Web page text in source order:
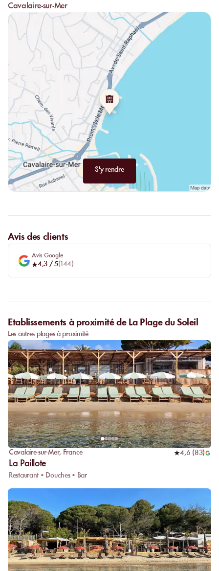
Cavalaire-sur-Mer
S'y rendre
Avis des clients
Avis Google
4,3 / 5( 144)
Etablissements à proximité de La Plage du Soleil
Les autres plages à proximité
Cavalaire-sur-Mer, France 4,6 (83)
La Paillote
Restaurant • Douches • Bar